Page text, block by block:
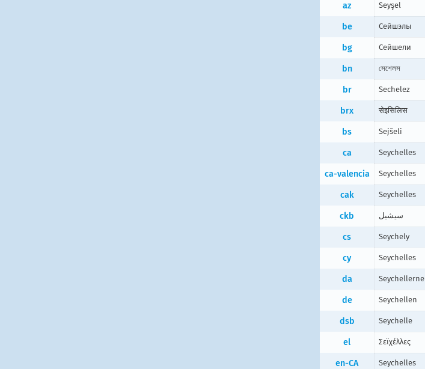
az Seyşel
be Сейшэлы
bg Сейшели
bn সেশেলস
br Sechelez
brx सेइसिलिस
bs Sejšeli
ca Seychelles
ca-valencia Seychelles
cak Seychelles
ckb سیشیل
cs Seychely
cy Seychelles
da Seychellerne
de Seychellen
dsb Seychelle
el Σεϊχέλλες
en-CA Seychelles